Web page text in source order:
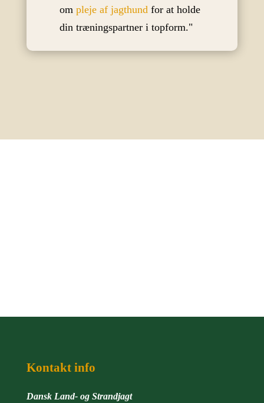
om pleje af jagthund for at holde
din træningspartner i topform."
Kontakt info
Dansk Land- og Strandjagt